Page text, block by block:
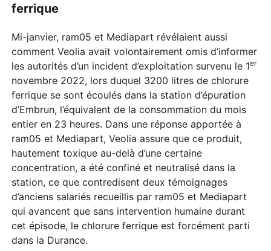
ferrique
Mi-janvier, ram05 et Mediapart révélaient aussi
comment Veolia avait volontairement omis d’informer
les autorités d’un incident d’exploitation survenu le 1er
novembre 2022, lors duquel 3200 litres de chlorure
ferrique se sont écoulés dans la station d’épuration
d’Embrun, l’équivalent de la consommation du mois
entier en 23 heures. Dans une réponse apportée à
ram05 et Mediapart, Veolia assure que ce produit,
hautement toxique au-delà d’une certaine
concentration, a été confiné et neutralisé dans la
station, ce que contredisent deux témoignages
d’anciens salariés recueillis par ram05 et Mediapart
qui avancent que sans intervention humaine durant
cet épisode, le chlorure ferrique est forcément parti
dans la Durance.